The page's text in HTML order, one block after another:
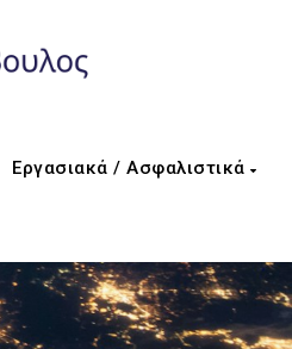
Εργασιακά / Ασφαλιστικά